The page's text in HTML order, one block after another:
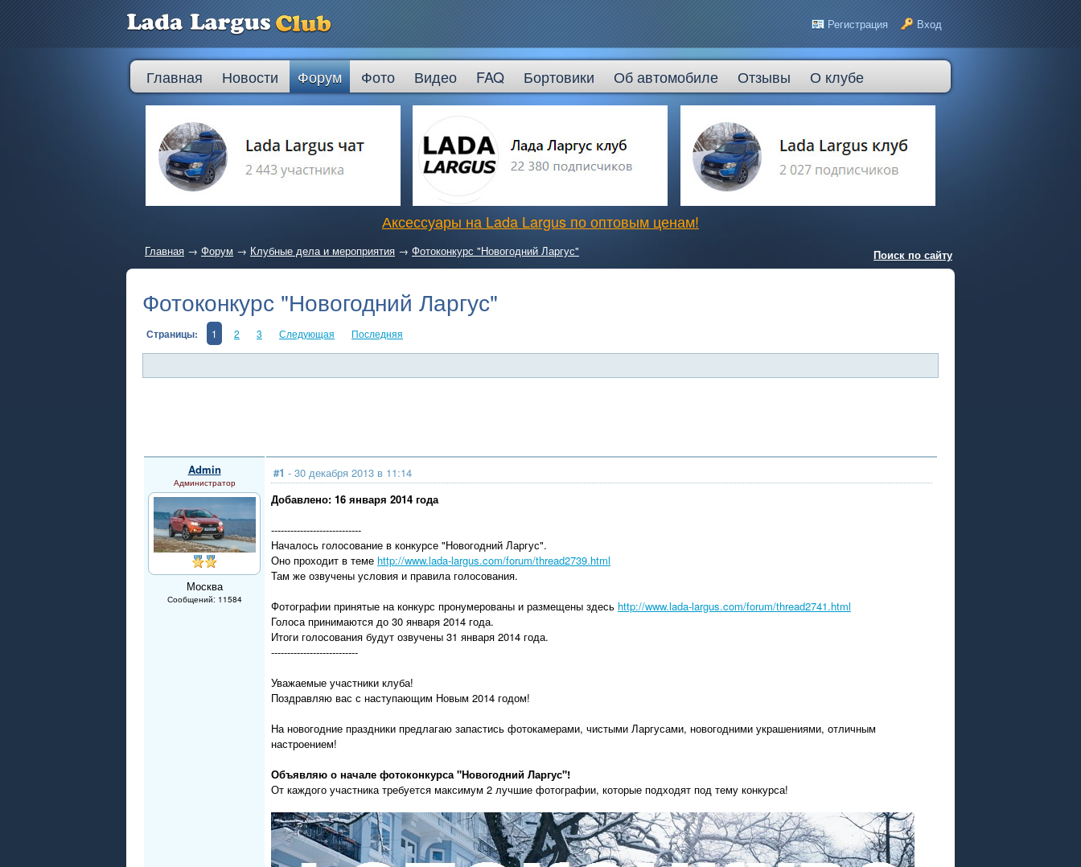
Регистрация Вход
Главная Новости Форум Фото Видео FAQ Бортовики Об автомобиле Отзывы О клубе
Аксессуары на Lada Largus по оптовым ценам!
Главная → Форум → Клубные дела и мероприятия → Фотоконкурс "Новогодний Ларгус" Поиск по сайту
Фотоконкурс "Новогодний Ларгус"
Страницы: 1 2 3 Следующая Последняя
Admin
Администратор
Москва
Сообщений: 11584
#1 - 30 декабря 2013 в 11:14
Добавлено: 16 января 2014 года
----------------------------
Началось голосование в конкурсе "Новогодний Ларгус".
Оно проходит в теме http://www.lada-largus.com/forum/thread2739.html
Там же озвучены условия и правила голосования.
Фотографии принятые на конкурс пронумерованы и размещены здесь http://www.lada-largus.com/forum/thread2741.html
Голоса принимаются до 30 января 2014 года.
Итоги голосования будут озвучены 31 января 2014 года.
---------------------------
Уважаемые участники клуба!
Поздравляю вас с наступающим Новым 2014 годом!
На новогодние праздники предлагаю запастись фотокамерами, чистыми Ларгусами, новогодними украшениями, отличным
настроением!
Объявляю о начале фотоконкурса "Новогодний Ларгус"!
От каждого участника требуется максимум 2 лучшие фотографии, которые подходят под тему конкурса!